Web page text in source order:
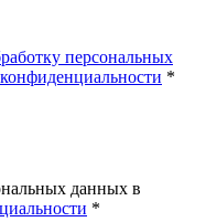
персональных
*
данных в
*